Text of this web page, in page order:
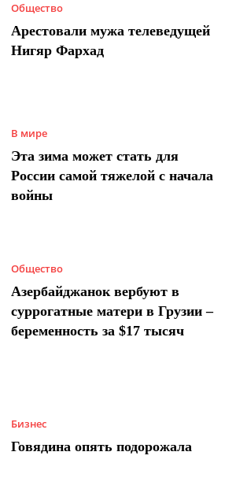
Общество
Арестовали мужа телеведущей
Нигяр Фархад
В мире
Эта зима может стать для
России самой тяжелой с начала
войны
Общество
Азербайджанок вербуют в
суррогатные матери в Грузии –
беременность за $17 тысяч
Бизнес
Говядина опять подорожала